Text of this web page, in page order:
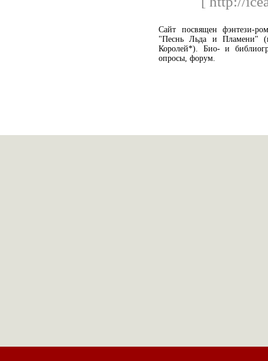
Cайт посвящен фэнтези-
"Песнь Льда и Пламени"
Королей*). Био- и
опросы, форум.